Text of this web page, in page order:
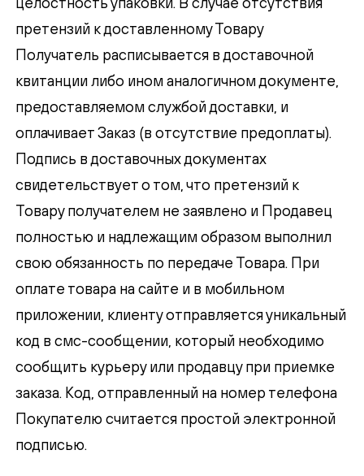
претензий к доставленному Товару
Получатель расписывается в доставочной
квитанции либо ином аналогичном документе,
предоставляемом службой доставки, и
оплачивает Заказ (в отсутствие предоплаты).
Подпись в доставочных документах
свидетельствует о том, что претензий к
Товару получателем не заявлено и Продавец
полностью и надлежащим образом выполнил
свою обязанность по передаче Товара. При
оплате товара на сайте и в мобильном
приложении, клиенту отправляется уникальный
код в смс-сообщении, который необходимо
сообщить курьеру или продавцу при приемке
заказа. Код, отправленный на номер телефона
Покупателю считается простой электронной
подписью.